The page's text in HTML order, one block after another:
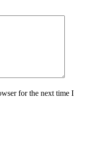
for the next time I